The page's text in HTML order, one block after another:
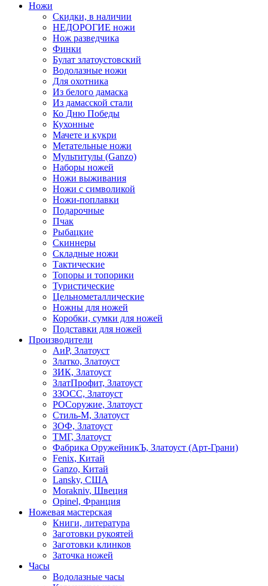
Ножи
Скидки, в наличии
НЕДОРОГИЕ ножи
Нож разведчика
Финки
Булат златоустовский
Водолазные ножи
Для охотника
Из белого дамаска
Из дамасской стали
Ко Дню Победы
Кухонные
Мачете и кукри
Метательные ножи
Мультитулы (Ganzo)
Наборы ножей
Ножи выживания
Ножи с символикой
Ножи-поплавки
Подарочные
Пчак
Рыбацкие
Скиннеры
Складные ножи
Тактические
Топоры и топорики
Туристические
Цельнометаллические
Ножны для ножей
Коробки, сумки для ножей
Подставки для ножей
Производители
АиР, Златоуст
Златко, Златоуст
ЗИК, Златоуст
ЗлатПрофит, Златоуст
ЗЗОСС, Златоуст
РОСоружие, Златоуст
Стиль-М, Златоуст
ЗОФ, Златоуст
ТМГ, Златоуст
Фабрика ОружейникЪ, Златоуст (Арт-Грани)
Fenix, Китай
Ganzo, Китай
Lansky, США
Morakniv, Швеция
Opinel, Франция
Ножевая мастерская
Книги, литература
Заготовки рукоятей
Заготовки клинков
Заточка ножей
Часы
Водолазные часы